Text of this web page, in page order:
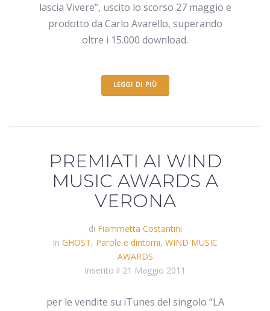
lascia Vivere”, uscito lo scorso 27 maggio e
prodotto da Carlo Avarello, superando
oltre i 15.000 download.
LEGGI DI PIÙ
PREMIATI AI WIND
MUSIC AWARDS A
VERONA
di Fiammetta Costantini
In GHOST, Parole e dintorni, WIND MUSIC
AWARDS
Inserito il 21 Maggio 2011
per le vendite su iTunes del singolo “LA